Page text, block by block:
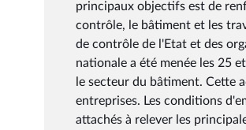
principaux objectifs est de
contrôle, le bâtiment et les
de contrôle de l'Etat et des
nationale a été menée les 25
le secteur du bâtiment. Cette
entreprises. Les conditions
attachés à relever les